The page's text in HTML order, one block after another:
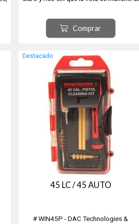
verdadero color marrón-nogal que
produce un aspecto tradicional. La
intensidad del color de Birchwood
agregando agua al...
Comprar
Destacado
45 LC / 45 AUTO
# WIN45P - DAC Technologies &